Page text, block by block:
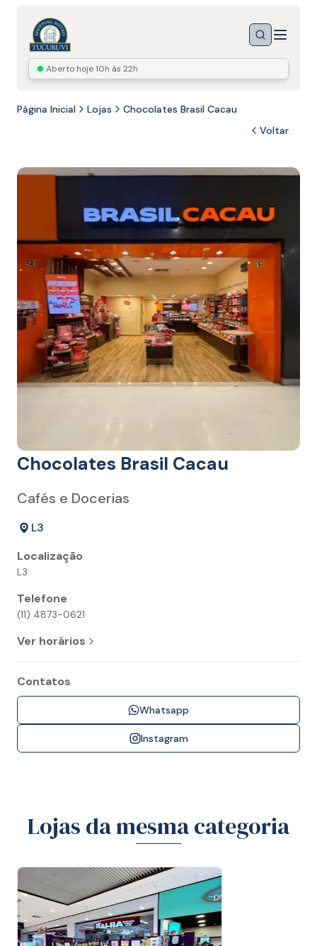
BuscarMenu
Aberto hoje10h às 22h
Página Inicial Lojas
Chocolates Brasil Cacau
Voltar
Chocolates Brasil Cacau
Cafés e Docerias
L3
Localização
L3
Telefone
(11) 4873-0621
Ver horários
Contatos
Whatsapp
Instagram
Lojas da mesma categoria